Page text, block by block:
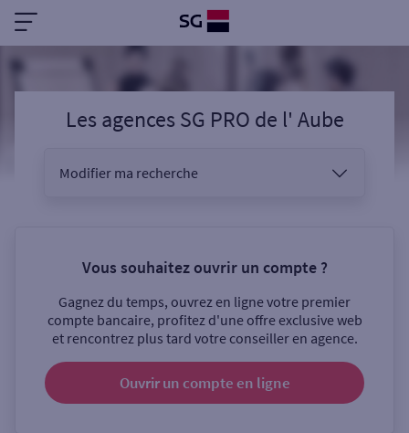
Les agences SG PRO de l' Aube
Modifier ma recherche
Sélectionnez votre recherche
Ouverte le samedi
Vous souhaitez ouvrir un compte ?
Gagnez du temps, ouvrez en ligne votre premier
compte bancaire, profitez d'une offre exclusive web
et rencontrez plus tard votre conseiller en agence.
Ouvrir un compte en ligne